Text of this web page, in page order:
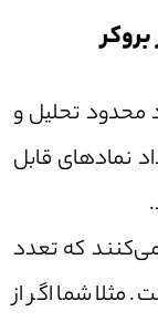
محدود تحلیل و
نماد‌های قابل
می‌کنند که تعدد
مثلا شما اگر از